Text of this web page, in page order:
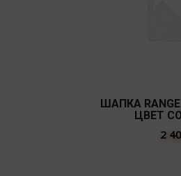
ШАПКА RANGE
ЦВЕТ
2